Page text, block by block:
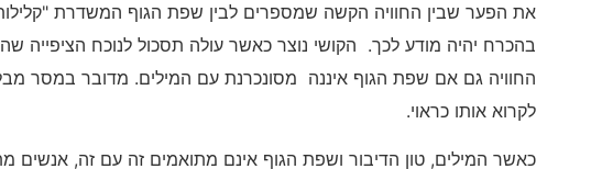
את הפער שבין החוויה הקשה שמספרים לבין שפת הגוף המשדרת
בהכרח יהיה מודע לכך. הקושי נוצר כאשר עולה תסכול לנוכח הציפייה
החוויה גם אם שפת הגוף איננה מסונכרנת עם המילים. מדובר במסר
לקרוא אותו כראוי.
כאשר המילים, טון הדיבור ושפת הגוף אינם מתואמים זה עם זה, אנשים